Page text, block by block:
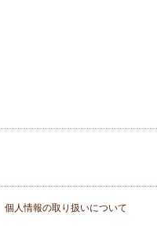
個人情報の取り扱いについて